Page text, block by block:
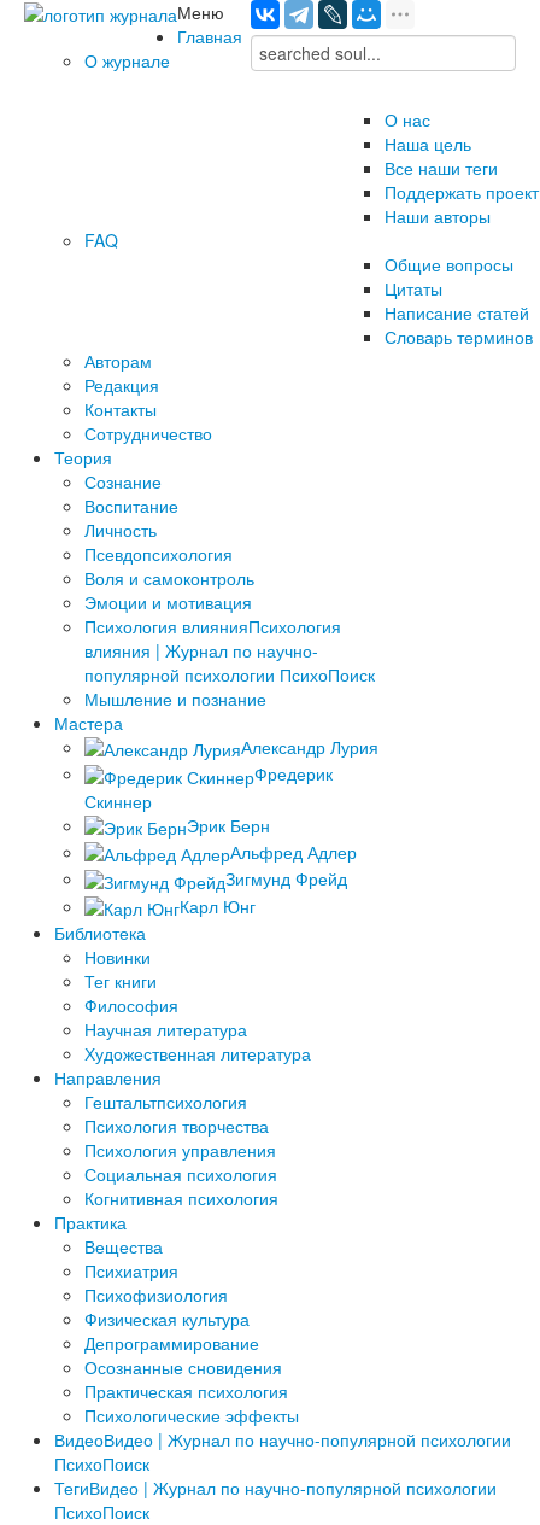
Меню
Главная
О журнале
О нас
Наша цель
Все наши теги
Поддержать проект
Наши авторы
FAQ
Общие вопросы
Цитаты
Написание статей
Словарь терминов
Авторам
Редакция
­Контакты
Сотрудничество
Теория
Сознание
Воспитание
Личность
Псевдопсихология
Воля и самоконтроль
Эмоции и мотивация
Психология влиянияПсихология
влияния | Журнал по научно-
популярной психологии ПсихоПоиск
Мышление и познание
Мастера
Александр Лурия
Фредерик
Скиннер
Эрик Берн
Альфред Адлер
Зигмунд Фрейд
Карл Юнг
Библиотека
Новинки
Тег книги
Философия
Научная литература
Художественная литература
Направления
Гештальтпсихология
Психология творчества
Психология управления
Социальная психология
Когнитивная психология
Практика
Вещества
Психиатрия
Психофизиология
Физическая культура
Депрограммирование
Осознанные сновидения
Практическая психология
Психологические эффекты
ВидеоВидео | Журнал по научно-популярной психологии
ПсихоПоиск
ТегиВидео | Журнал по научно-популярной психологии
ПсихоПоиск